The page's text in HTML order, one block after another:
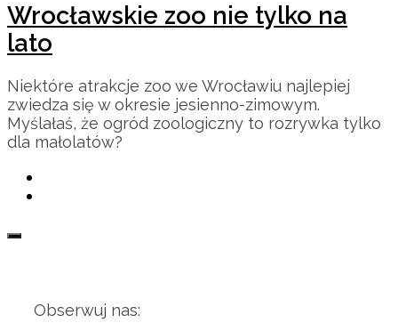
Wrocławskie zoo nie tylko na
lato
Niektóre atrakcje zoo we Wrocławiu najlepiej
zwiedza się w okresie jesienno-zimowym.
Myślałaś, że ogród zoologiczny to rozrywka tylko
dla małolatów?
Obserwuj nas: